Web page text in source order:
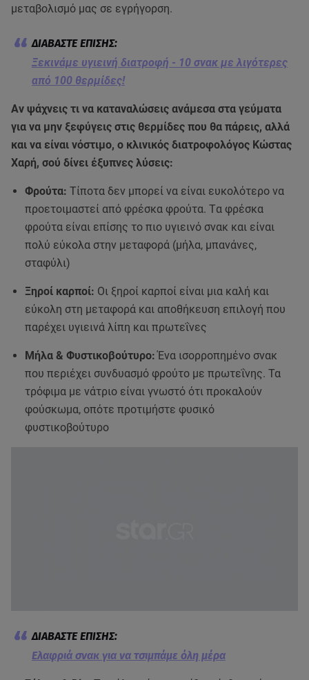
μεταβολισμό μας σε εγρήγορση.
Ξεκινάμε υγιεινή διατροφή - 10 σνακ με λιγότερες
από 100 θερμίδες!
Αν ψάχνεις τι να καταναλώσεις ανάμεσα στα γεύματα
για να μην ξεφύγεις στις θερμίδες που θα πάρεις, αλλά
και να είναι νόστιμο, ο κλινικός διατροφολόγος Κώστας
Χαρή, σού δίνει έξυπνες λύσεις:
Φρούτα: Τίποτα δεν μπορεί να είναι ευκολότερο να
προετοιμαστεί από φρέσκα φρούτα. Tα φρέσκα
φρούτα είναι επίσης το πιο υγιεινό σνακ και είναι
πολύ εύκολα στην μεταφορά (μήλα, μπανάνες,
σταφύλι)
Ξηροί καρποί: Οι ξηροί καρποί είναι μια καλή και
εύκολη στη μεταφορά και αποθήκευση επιλογή που
παρέχει υγιεινά λίπη και πρωτεΐνες
Μήλα & Φυστικοβούτυρο:Ένα ισορροπημένο σνακ
που περιέχει συνδυασμό φρούτο με πρωτεΐνης. Τα
τρόφιμα με νάτριο είναι γνωστό ότι προκαλούν
φούσκωμα, οπότε προτιμήστε φυσικό
φυστικοβούτυρο
Ελαφριά σνακ για να τσιμπάμε όλη μέρα